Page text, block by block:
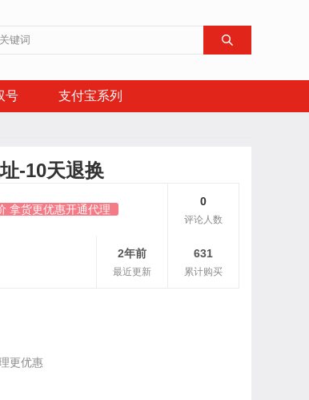

号 支付宝系列
-10天退换
拿货更优惠开通代理
0
评论人数
631
累计购买
2年前
最近更新
更优惠